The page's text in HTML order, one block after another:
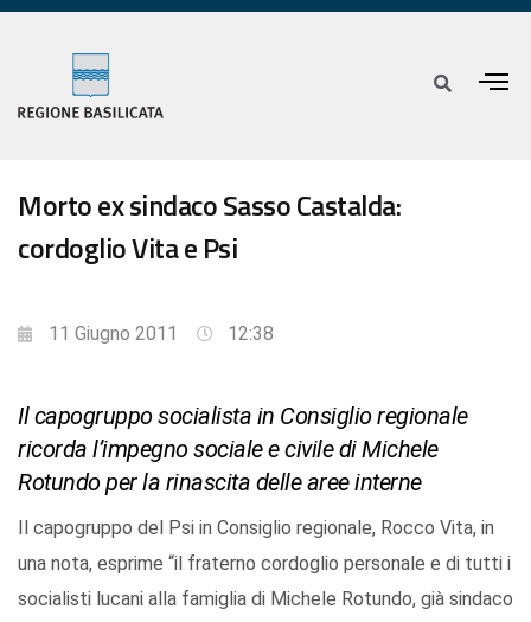
Morto ex sindaco Sasso Castalda:
cordoglio Vita e Psi
11 Giugno 2011 12:38
Il capogruppo socialista in Consiglio regionale
ricorda l’impegno sociale e civile di Michele
Rotundo per la rinascita delle aree interne
Il capogruppo del Psi in Consiglio regionale, Rocco Vita, in
una nota, esprime “il fraterno cordoglio personale e di tutti i
socialisti lucani alla famiglia di Michele Rotundo, già sindaco